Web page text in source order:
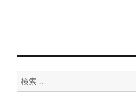
検
索